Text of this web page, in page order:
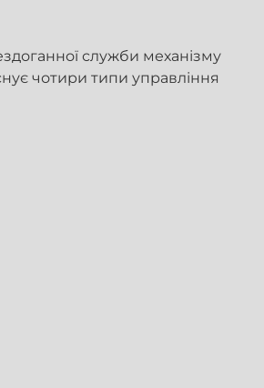
служби механізму
чотири типи управління